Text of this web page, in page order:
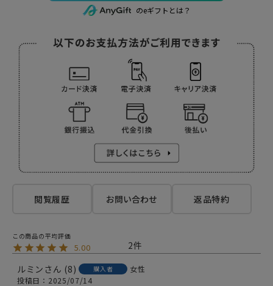
のeギフトとは？
閲覧履歴 お問い合わせ 返品特約
5.00
2
ルミン
8 購入者
女性
投稿日
2025/07/14